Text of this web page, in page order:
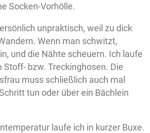
Socken-Vorhölle.
unpraktisch, weil zu dick
Wenn man schwitzt,
und die Nähte scheuern. Ich laufe
Stoff- bzw. Treckinghosen. Die
muss schließlich auch mal
tun oder über ein Bächlein
laufe ich in kurzer Buxe.